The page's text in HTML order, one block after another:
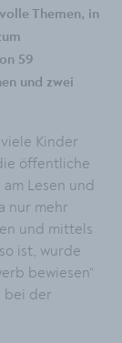
Themen, in
59
und zwei
Kinder
öffentliche
Lesen und
nur mehr
und mittels
ist, wurde
bewiesen“
bei der